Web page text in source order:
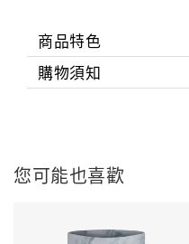
商品特色
購物須知
您可能也喜歡